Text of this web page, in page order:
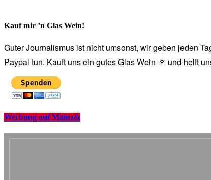
Kauf mir ’n Glas Wein!
Guter Journalismus ist nicht umsonst, wir geben jeden
Paypal tun. Kauft uns ein gutes Glas Wein 🍷 und helft
Werbung auf Mainz&